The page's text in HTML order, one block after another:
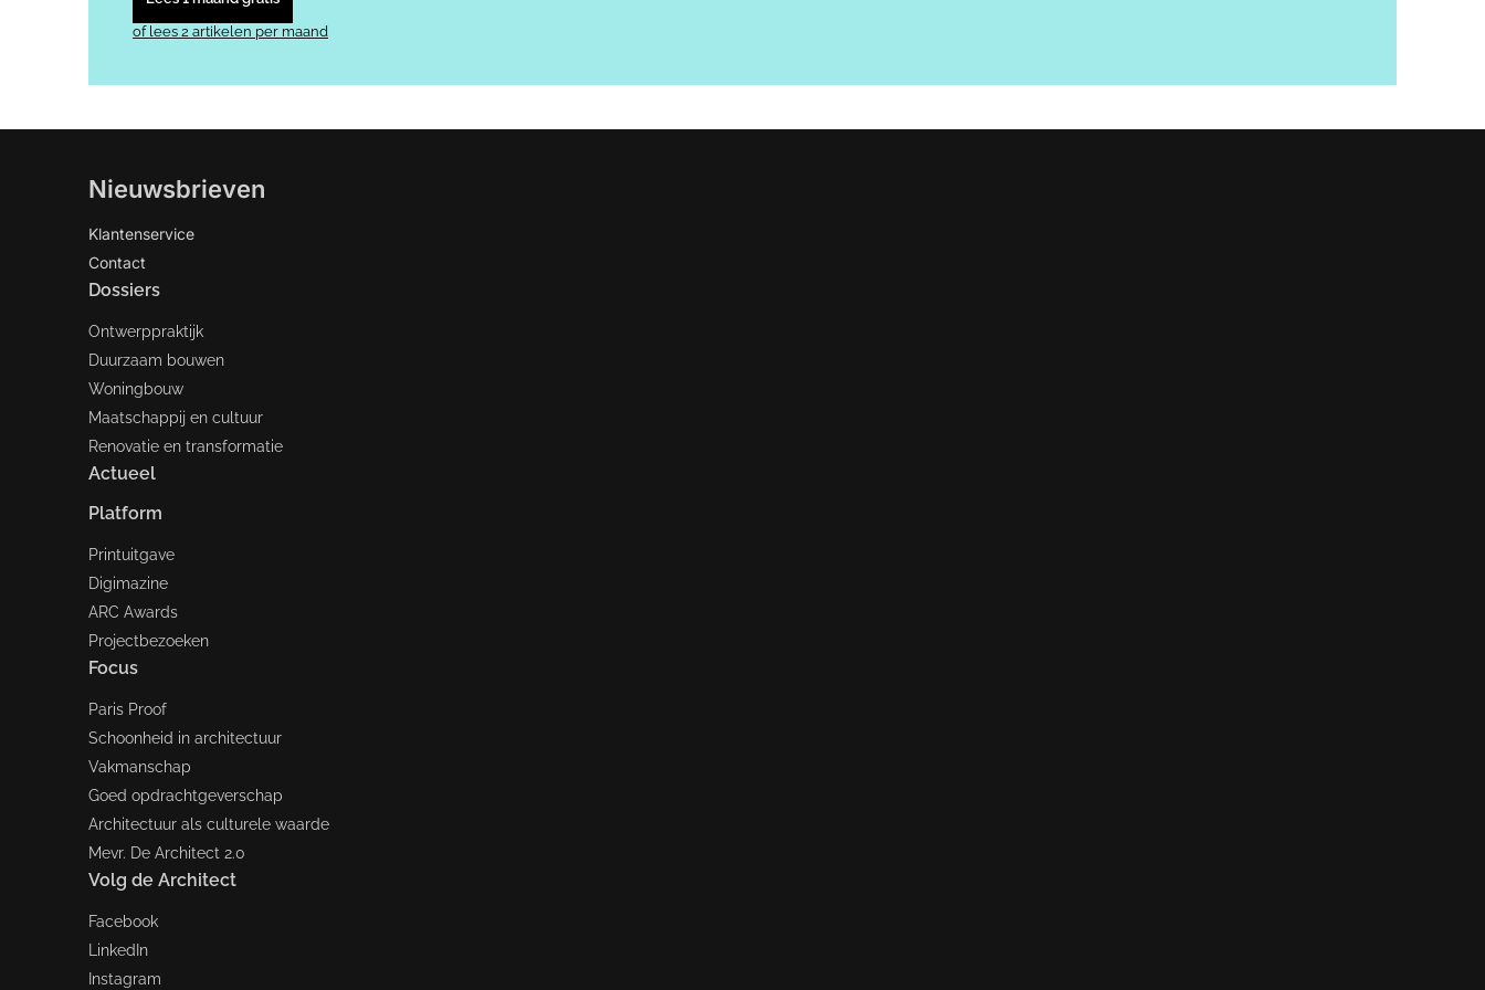
of lees 2 artikelen per maand
Nieuwsbrieven
Klantenservice
Contact
Dossiers
Ontwerppraktijk
Duurzaam bouwen
Woningbouw
Maatschappij en cultuur
Renovatie en transformatie
Actueel
Platform
Printuitgave
Digimazine
ARC Awards
Projectbezoeken
Focus
Paris Proof
Schoonheid in architectuur
Vakmanschap
Goed opdrachtgeverschap
Architectuur als culturele waarde
Mevr. De Architect 2.0
Volg de Architect
Facebook
LinkedIn
Instagram